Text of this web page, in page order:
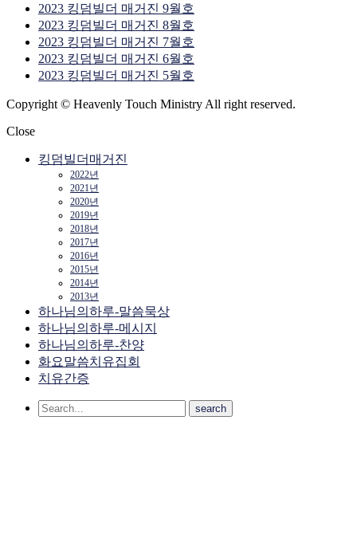
2023 킹덤빌더 매거진 9월호
2023 킹덤빌더 매거진 8월호
2023 킹덤빌더 매거진 7월호
2023 킹덤빌더 매거진 6월호
2023 킹덤빌더 매거진 5월호
Copyright © Heavenly Touch Ministry All right reserved.
Close
킹덤빌더매거진
2022년
2021년
2020년
2019년
2018년
2017년
2016년
2015년
2014년
2013년
하나님의하루-말씀묵상
하나님의하루-메시지
하나님의하루-찬양
화요말씀치유집회
치유간증